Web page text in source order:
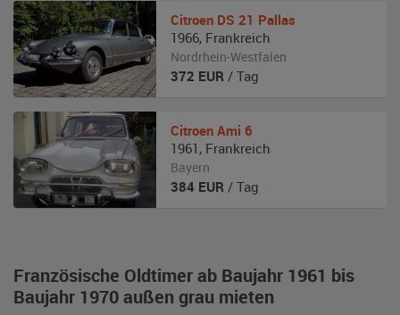
Französische Oldtimer ab Baujahr 1961 bis
Baujahr 1970 außen grau mieten
Citroen DS 21 Pallas
1966, Frankreich
Nordrhein-Westfalen
372 EUR / Tag
Citroen Ami 6
1961 , Frankreich
Bayern
384 EUR / Tag